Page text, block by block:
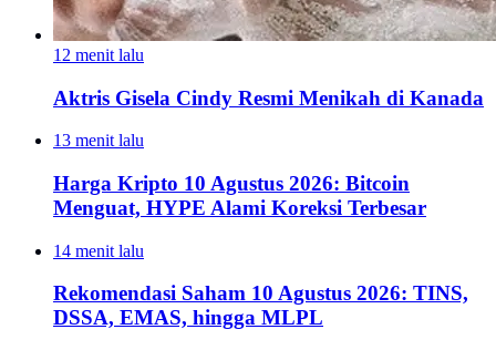
12 menit lalu
Aktris Gisela Cindy Resmi Menikah di Kanada
13 menit lalu
Harga Kripto 10 Agustus 2026: Bitcoin
Menguat, HYPE Alami Koreksi Terbesar
14 menit lalu
Rekomendasi Saham 10 Agustus 2026: TINS,
DSSA, EMAS, hingga MLPL